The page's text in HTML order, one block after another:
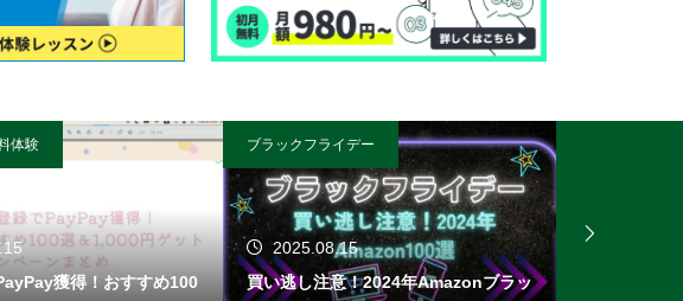
体験
獲得！おすすめ100
ブラックフライデー
2025.08.15
買い逃し注意！2024年Amazonブラッ